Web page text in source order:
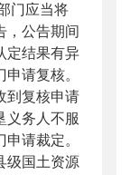
门应当将
，公告期间
定结果有异
请复核。
复核申请
义务人不服
请裁定。
国土资源